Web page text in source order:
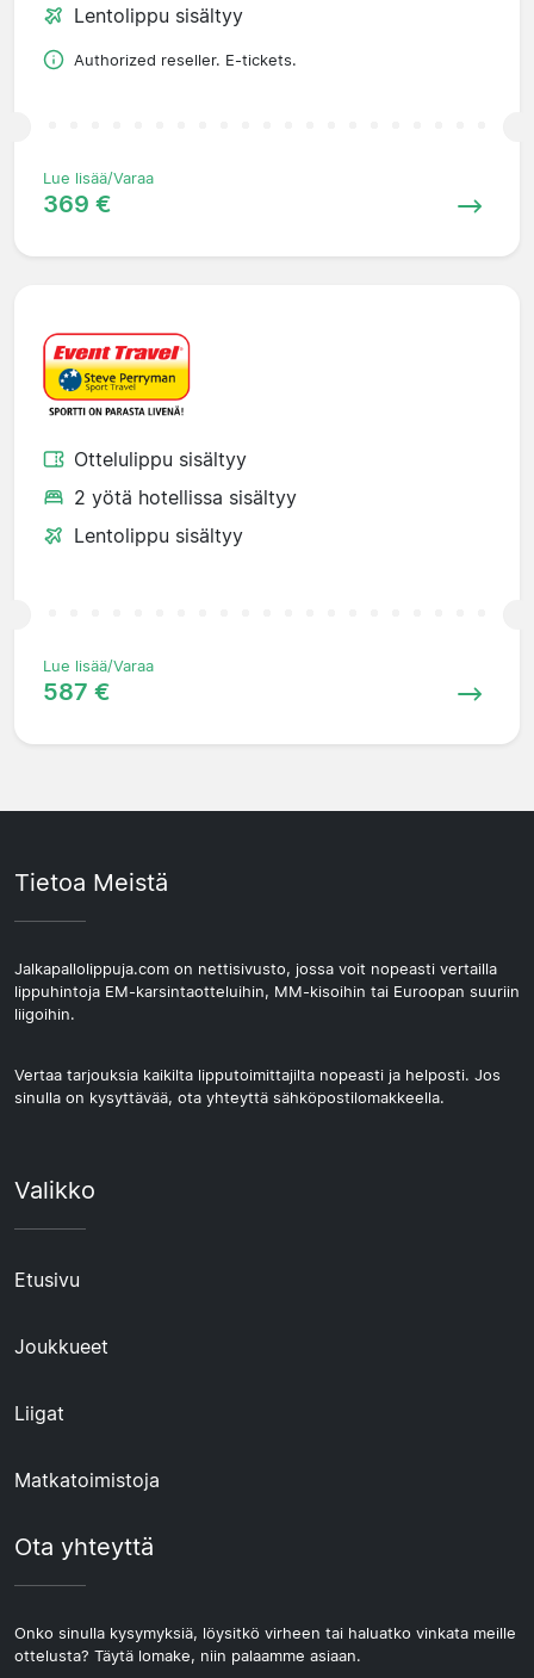
Lentolippu sisältyy
Authorized reseller. E-tickets.
Lue lisää/Varaa
369 €
Ottelulippu sisältyy
2 yötä hotellissa sisältyy
Lentolippu sisältyy
Lue lisää/Varaa
587 €
Tietoa Meistä
Jalkapallolippuja.com on nettisivusto, jossa voit nopeasti vertailla
lippuhintoja EM-karsintaotteluihin, MM-kisoihin tai Euroopan suuriin
liigoihin.
Vertaa tarjouksia kaikilta lipputoimittajilta nopeasti ja helposti. Jos
sinulla on kysyttävää, ota yhteyttä sähköpostilomakkeella.
Valikko
Etusivu
Joukkueet
Liigat
Matkatoimistoja
Ota yhteyttä
Onko sinulla kysymyksiä, löysitkö virheen tai haluatko vinkata meille
ottelusta? Täytä lomake, niin palaamme asiaan.